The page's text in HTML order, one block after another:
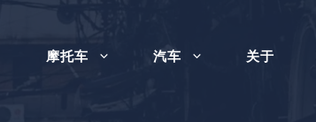
摩托车 汽车 关于